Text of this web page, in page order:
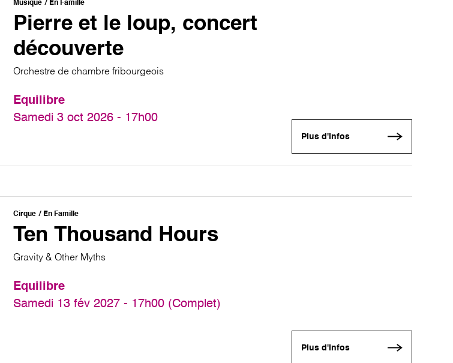
Musique En Famille
Pierre et le loup, concert
découverte
Orchestre de chambre fribourgeois
Equilibre
Samedi 3 oct 2026 - 17h00
Plus d'infos
Cirque En Famille
Ten Thousand Hours
Gravity & Other Myths
Equilibre
Samedi 13 fév 2027 - 17h00 (Complet)
Plus d'infos